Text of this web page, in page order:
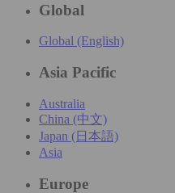
Global
Global (English)
Asia Pacific
Australia
China (中文)
Japan (日本語)
Asia
Europe